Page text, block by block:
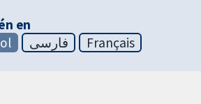
en
فارسی Français